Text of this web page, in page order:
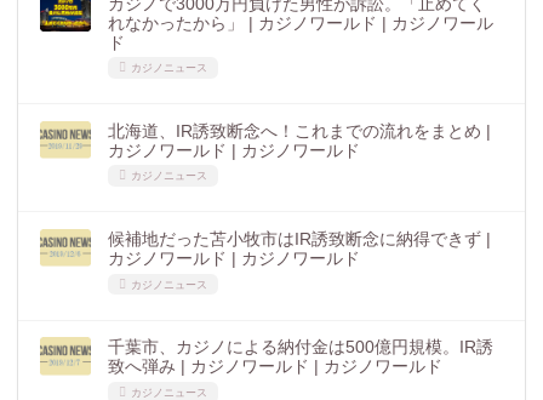
れなかったから」 | カジノワールド | カジノワール
ド
カジノニュース
北海道、IR誘致断念へ！これまでの流れをまとめ |
カジノワールド | カジノワールド
カジノニュース
候補地だった苫小牧市はIR誘致断念に納得できず |
カジノワールド | カジノワールド
カジノニュース
千葉市、カジノによる納付金は500億円規模。IR誘
致へ弾み | カジノワールド | カジノワールド
カジノニュース